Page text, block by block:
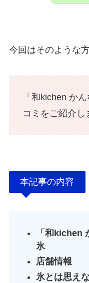
今回はそのような方
「和kichen か
コミをご紹介し
本記事の内容
「和kichen
氷
店舗情報
氷とは思え